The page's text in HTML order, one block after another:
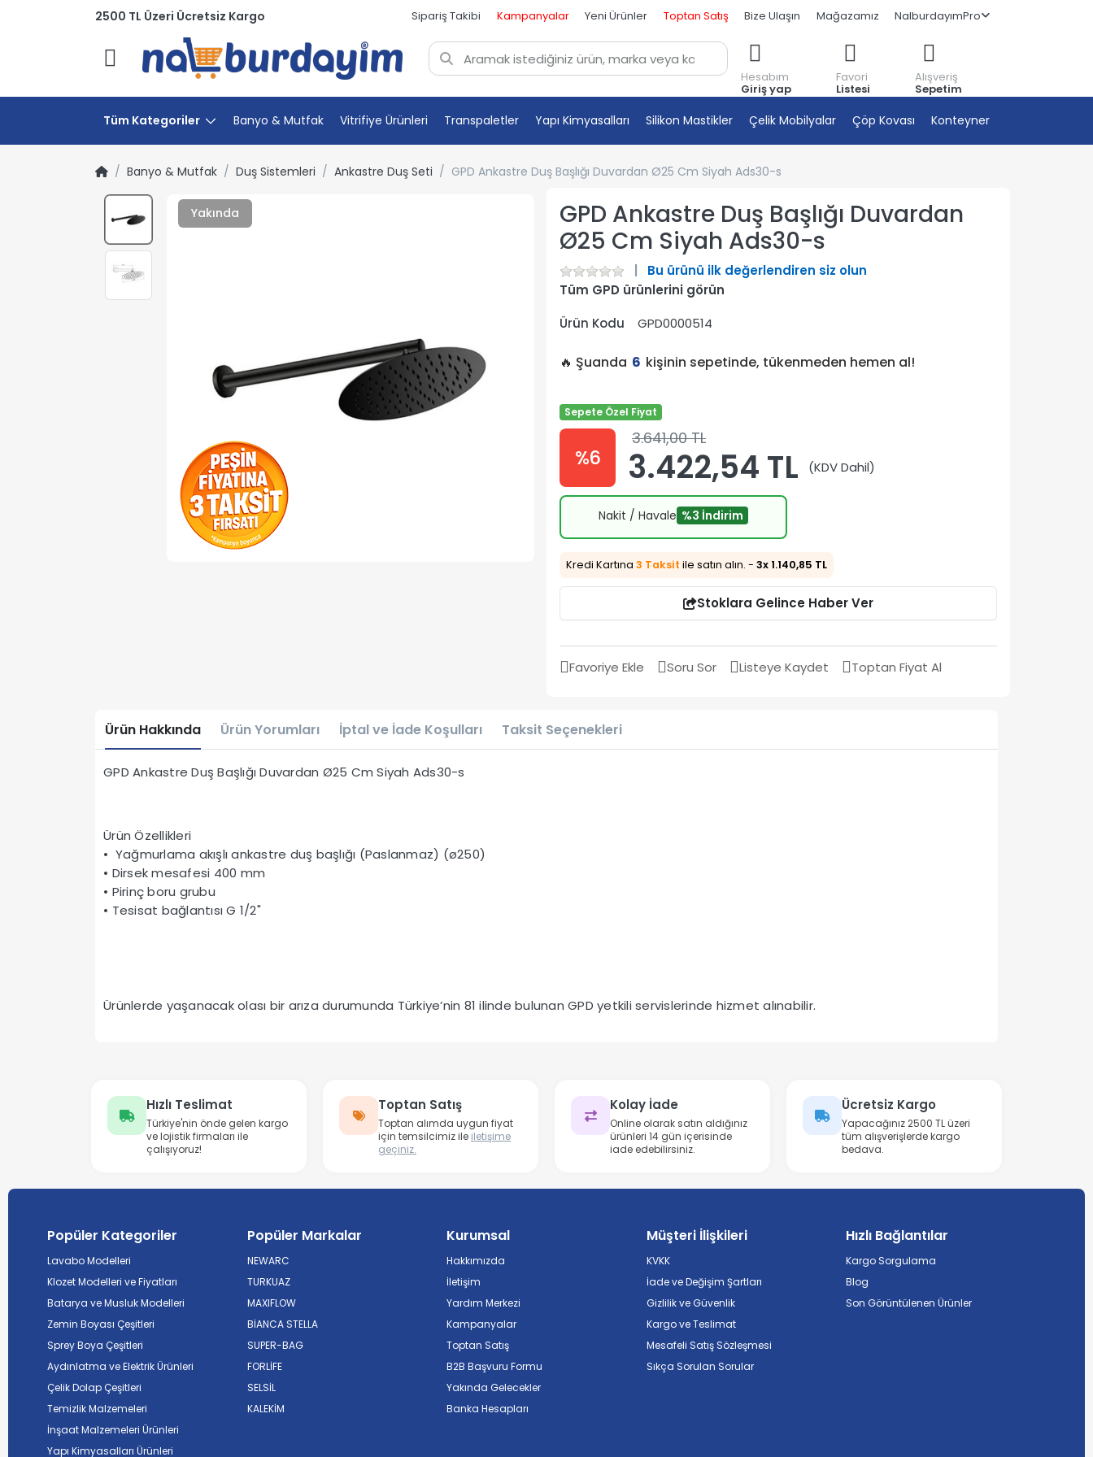
2500 TL Üzeri Ücretsiz Kargo Sipariş Takibi Kampanyalar Yeni Ürünler Toptan Satış Bize Ulaşın Mağazamız NalburdayımPro
Menü
Hesabım
Giriş yap
Favori
Listesi
Alışveriş
Sepetim
Tüm Kategoriler Banyo & Mutfak Vitrifiye Ürünleri Transpaletler Yapı Kimyasalları Silikon Mastikler Çelik Mobilyalar Çöp Kovası Konteyner
Banyo & Mutfak Duş Sistemleri Ankastre Duş Seti GPD Ankastre Duş Başlığı Duvardan Ø25 Cm Siyah Ads30-s
Yakında
GPD Ankastre Duş Başlığı Duvardan
Ø25 Cm Siyah Ads30-s
Bu ürünü ilk değerlendiren siz olun
Tüm GPD ürünlerini görün
Ürün Kodu
GPD0000514
🔥 Şuanda 6 kişinin sepetinde, tükenmeden hemen al!
Sepete Özel Fiyat
%6
3.641,00 TL
3.422,54 TL (KDV Dahil)
Nakit / Havale %3 İndirim
Kredi Kartına 3 Taksit ile satın alın. - 3x 1.140,85 TL
Stoklara Gelince Haber Ver
Favoriye Ekle Soru Sor Listeye Kaydet Toptan Fiyat Al
Ürün Hakkında Ürün Yorumları İptal ve İade Koşulları Taksit Seçenekleri
GPD Ankastre Duş Başlığı Duvardan Ø25 Cm Siyah Ads30-s
Ürün Özellikleri
• Yağmurlama akışlı ankastre duş başlığı (Paslanmaz) (ø250)
• Dirsek mesafesi 400 mm
• Pirinç boru grubu
• Tesisat bağlantısı G 1/2"
Ürünlerde yaşanacak olası bir arıza durumunda Türkiye’nin 81 ilinde bulunan GPD yetkili servislerinde hizmet alınabilir.
Hızlı Teslimat
Türkiye'nin önde gelen kargo
ve lojistik firmaları ile
çalışıyoruz!
Toptan Satış
Toptan alımda uygun fiyat
için temsilcimiz ile iletişime
geçiniz.
Kolay İade
Online olarak satın aldığınız
ürünleri 14 gün içerisinde
iade edebilirsiniz.
Ücretsiz Kargo
Yapacağınız 2500 TL üzeri
tüm alışverişlerde kargo
bedava.
Popüler Kategoriler
Lavabo Modelleri
Klozet Modelleri ve Fiyatları
Batarya ve Musluk Modelleri
Zemin Boyası Çeşitleri
Sprey Boya Çeşitleri
Aydınlatma ve Elektrik Ürünleri
Çelik Dolap Çeşitleri
Temizlik Malzemeleri
İnşaat Malzemeleri Ürünleri
Yapı Kimyasalları Ürünleri
Popüler Markalar
NEWARC
TURKUAZ
MAXIFLOW
BİANCA STELLA
SUPER-BAG
FORLİFE
SELSİL
KALEKİM
Kurumsal
Hakkımızda
İletişim
Yardım Merkezi
Kampanyalar
Toptan Satış
B2B Başvuru Formu
Yakında Gelecekler
Banka Hesapları
Müşteri İlişkileri
KVKK
İade ve Değişim Şartları
Gizlilik ve Güvenlik
Kargo ve Teslimat
Mesafeli Satış Sözleşmesi
Sıkça Sorulan Sorular
Hızlı Bağlantılar
Kargo Sorgulama
Blog
Son Görüntülenen Ürünler